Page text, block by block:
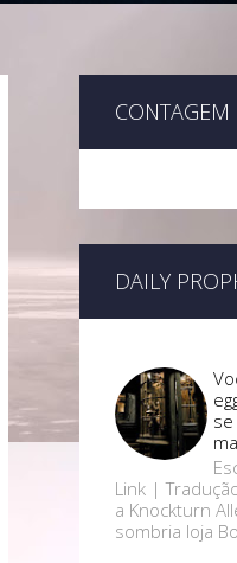
CONTAGEM
DAILY
Link |
a Knockturn
sombria loja